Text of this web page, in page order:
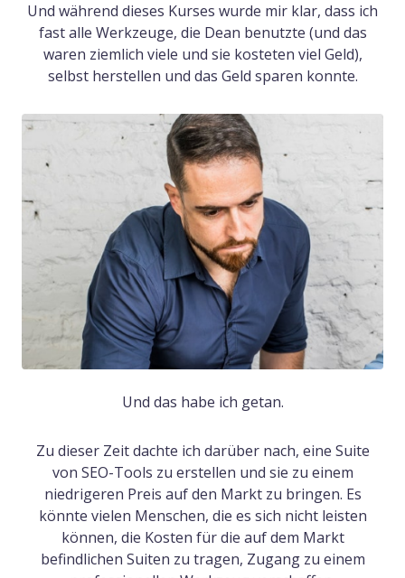
Und während dieses Kurses wurde mir klar, dass ich
fast alle Werkzeuge, die Dean benutzte (und das
waren ziemlich viele und sie kosteten viel Geld),
selbst herstellen und das Geld sparen konnte.
Und das habe ich getan.
Zu dieser Zeit dachte ich darüber nach, eine Suite
von SEO-Tools zu erstellen und sie zu einem
niedrigeren Preis auf den Markt zu bringen. Es
könnte vielen Menschen, die es sich nicht leisten
können, die Kosten für die auf dem Markt
befindlichen Suiten zu tragen, Zugang zu einem